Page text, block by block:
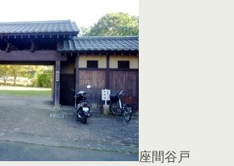
座間谷戸